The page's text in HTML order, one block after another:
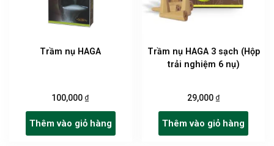
Trầm nụ HAGA
100,000 ₫
Thêm vào giỏ hàng
Trầm nụ HAGA 3 sạch (Hộp
trải nghiệm 6 nụ)
29,000 ₫
Thêm vào giỏ hàng